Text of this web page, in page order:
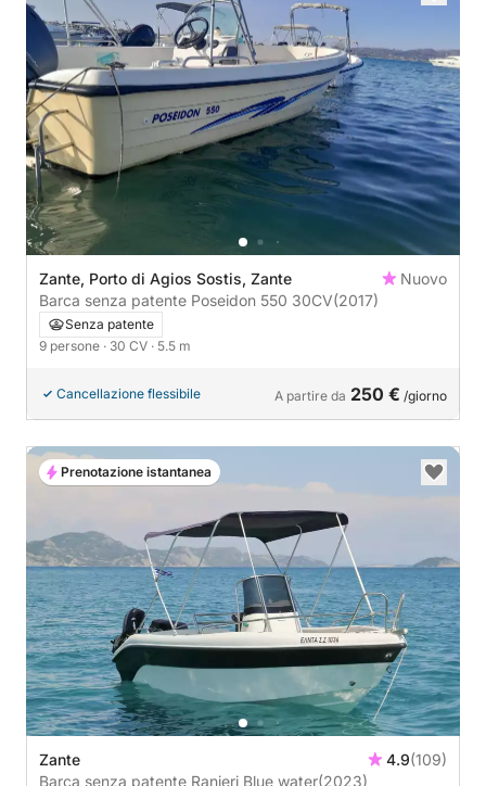
Zante, Porto di Agios Sostis, Zante
Nuovo
Barca senza patente Poseidon 550 30CV(2017)
Senza patente
9 persone · 30 CV · 5.5 m
Cancellazione flessibile A partire da 250 € /giorno
Zante 4.9(109)
Barca senza patente Ranieri Blue water(2023)
Prenotazione istantanea